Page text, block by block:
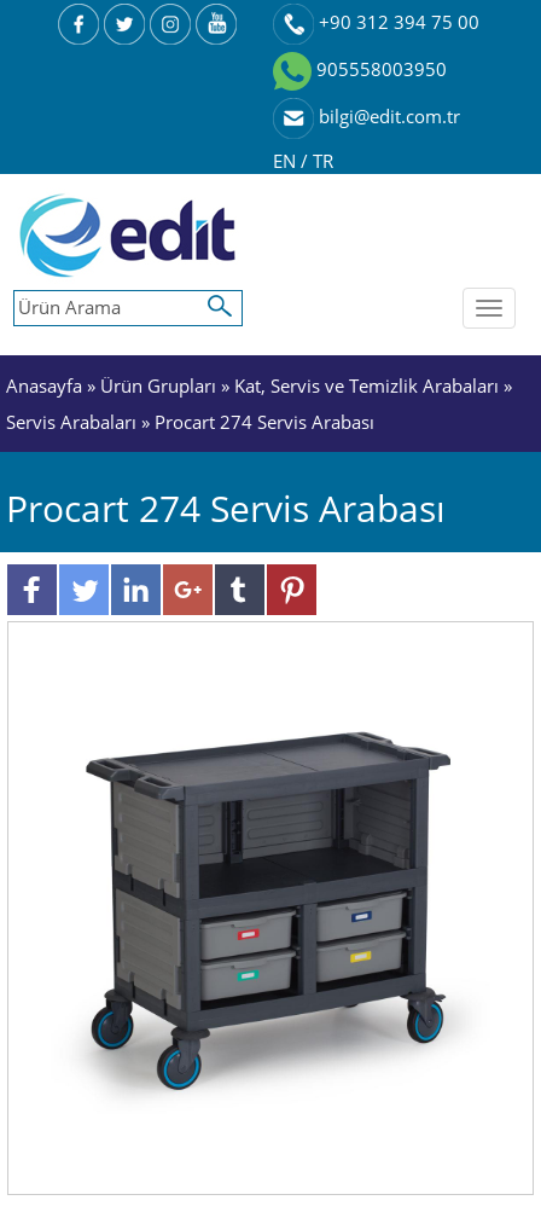
+90 312 394 75 00
905558003950
bilgi@edit.com.tr
EN / TR
Toggle
Anasayfa » Ürün Grupları » Kat, Servis ve Temizlik Arabaları »
Servis Arabaları » Procart 274 Servis Arabası
Procart 274 Servis Arabası